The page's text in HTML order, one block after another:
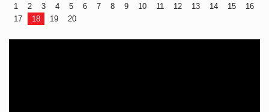
1 2 3 4 5 6 7 8 9 10 11 12 13 14 15
16
17
18 19 20